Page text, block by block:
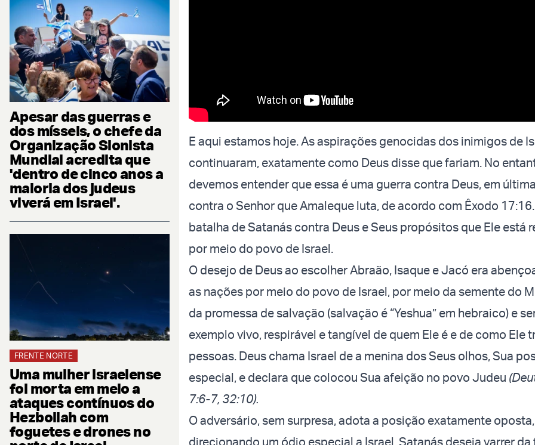
Apesar das guerras e
dos mísseis, o chefe da
Organização Sionista
Mundial acredita que
'dentro de cinco anos a
maioria dos judeus
viverá em Israel'.
FRENTE NORTE
Uma mulher israelense
foi morta em meio a
ataques contínuos do
Hezbollah com
foguetes e drones no
E aqui estamos hoje. As aspirações genocidas dos inimigos de
continuaram, exatamente como Deus disse que fariam. No
devemos entender que essa é uma guerra contra Deus, em
contra o Senhor que Amaleque luta, de acordo com Êxodo 17:16.
batalha de Satanás contra Deus e Seus propósitos que Ele está
por meio do povo de Israel.
O desejo de Deus ao escolher Abraão, Isaque e Jacó era
as nações por meio do povo de Israel, por meio da semente do
da promessa de salvação (salvação é “Yeshua” em hebraico) e
exemplo vivo, respirável e tangível de quem Ele é e de como Ele
pessoas. Deus chama Israel de a menina dos Seus olhos, Sua
especial, e declara que colocou Sua afeição no povo Judeu
7:6-7, 32:10).
O adversário, sem surpresa, adota a posição exatamente oposta,
direcionando um ódio especial a Israel. Satanás deseja varrer da